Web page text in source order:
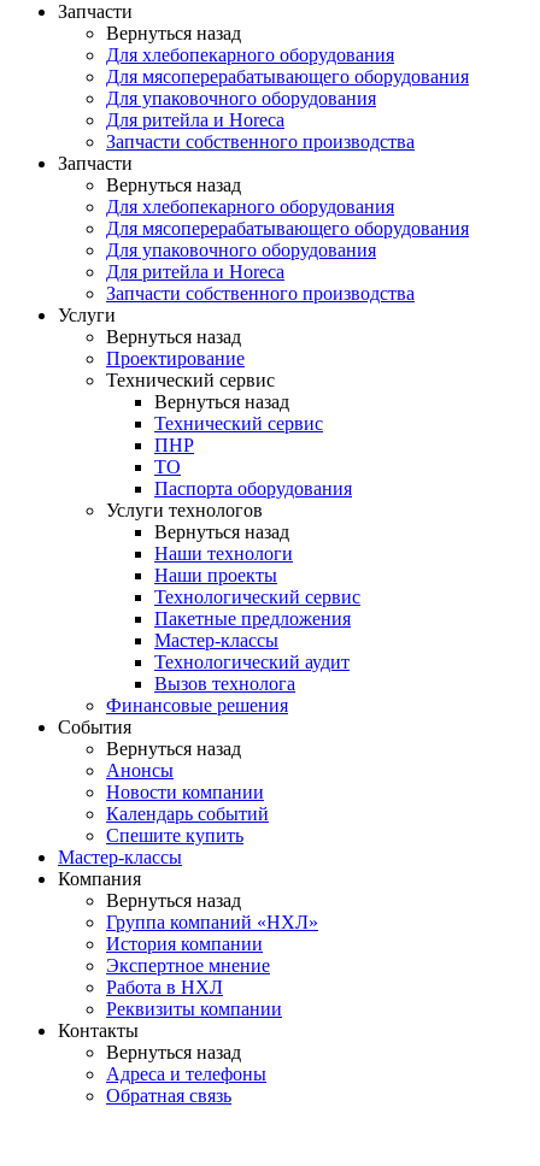
Запчасти
Вернуться назад
Для хлебопекарного оборудования
Для мясоперерабатывающего оборудования
Для упаковочного оборудования
Для ритейла и Horeca
Запчасти собственного производства
Запчасти
Вернуться назад
Для хлебопекарного оборудования
Для мясоперерабатывающего оборудования
Для упаковочного оборудования
Для ритейла и Horeca
Запчасти собственного производства
Услуги
Вернуться назад
Проектирование
Технический сервис
Вернуться назад
Технический сервис
ПНР
ТО
Паспорта оборудования
Услуги технологов
Вернуться назад
Наши технологи
Наши проекты
Технологический сервис
Пакетные предложения
Мастер-классы
Технологический аудит
Вызов технолога
Финансовые решения
События
Вернуться назад
Анонсы
Новости компании
Календарь событий
Спешите купить
Мастер-классы
Компания
Вернуться назад
Группа компаний «НХЛ»
История компании
Экспертное мнение
Работа в НХЛ
Реквизиты компании
Контакты
Вернуться назад
Адреса и телефоны
Обратная связь